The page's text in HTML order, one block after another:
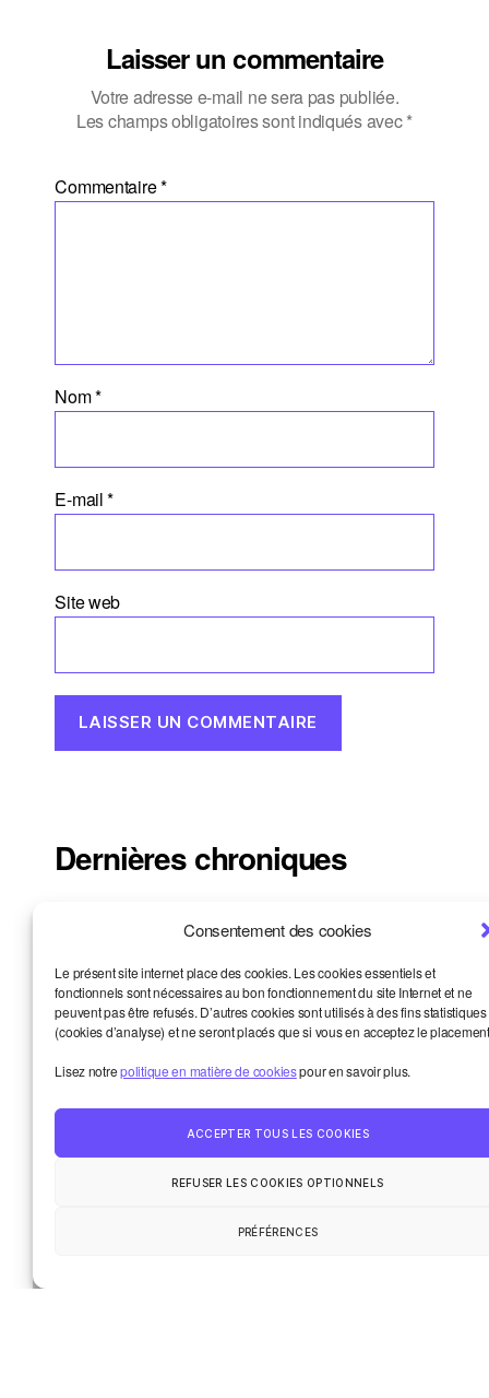
Consentement des cookies
Le présent site internet place des cookies. Les cookies essentiels et
fonctionnels sont nécessaires au bon fonctionnement du site Internet et ne
peuvent pas être refusés. D’autres cookies sont utilisés à des fins statistiques
(cookies d’analyse) et ne seront placés que si vous en acceptez le
Lisez notrepolitique en matière de cookiespour en savoir plus.
ACCEPTER TOUS LES COOKIES
REFUSER LES COOKIES OPTIONNELS
PRÉFÉRENCES
Laisser un commentaire
Votre adresse e-mail ne sera pas publiée.
Les champs obligatoires sont indiqués avec*
Commentaire*
Nom*
E-mail*
Site web
Dernières chroniques
d’administration de Smart? Oui!
L’aventure collective: les chiffres concrets
de 2025
Et si vous étiez notre prochain·e
Métiers de la bande dessinée: une aide
concrète? Candidatez!